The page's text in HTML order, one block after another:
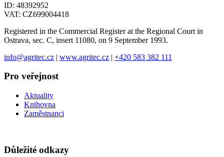
ID: 48392952
VAT: CZ699004418
Registered in the Commercial Register at the Regional Court in
Ostrava, sec. C, insert 11080, on 9 September 1993.
info@agritec.cz | www.agritec.cz | +420 583 382 111
Pro veřejnost
Aktuality
Knihovna
Zaměstnanci
Důležité odkazy